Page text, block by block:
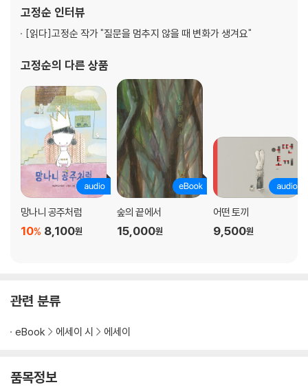
산양 씨 · 100
목요일의 여인들 · 114
얼굴 그리기 · 120
일상 · 125
은빛 무리 · 129
짝사랑 · 132
언니들의 졸업 여행 · 137
달극장 · 143
위를 보는 사람 · 147
글과 그림은 어떻게 만나 이야기가 되었나? · 151
고양이 친구들 · 169
엄마 · 183
본상, 2023 대한
고정순 인터뷰
[읽다]고정순 작가 "질문을 멈추지 않을 때 변화가 생겨요"
고정순의 다른 상품
망나니 공주처럼
8,100원
10%
숲의 끝에서
15,000원
어떤 토끼
9,500원
관련 분류
eBook 에세이 시 에세이
품목정보